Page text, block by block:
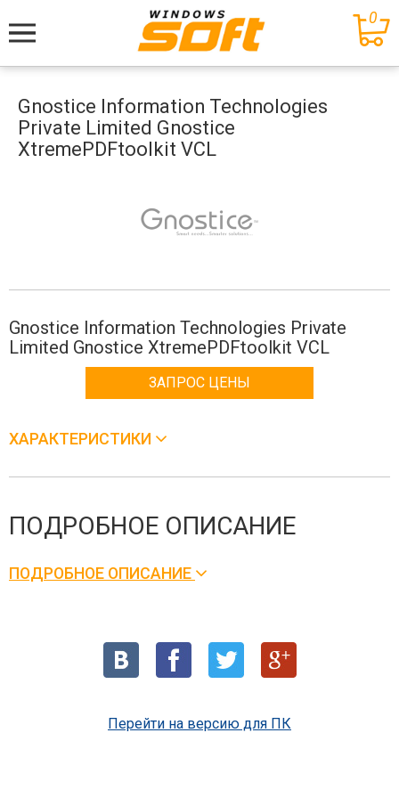
Меню
0
Gnostice Information Technologies
Private Limited Gnostice
XtremePDFtoolkit VCL
Gnostice Information Technologies Private
Limited Gnostice XtremePDFtoolkit VCL
ЗАПРОС ЦЕНЫ
ХАРАКТЕРИСТИКИ
ПОДРОБНОЕ ОПИСАНИЕ
ПОДРОБНОЕ ОПИСАНИЕ
Перейти на версию для ПК